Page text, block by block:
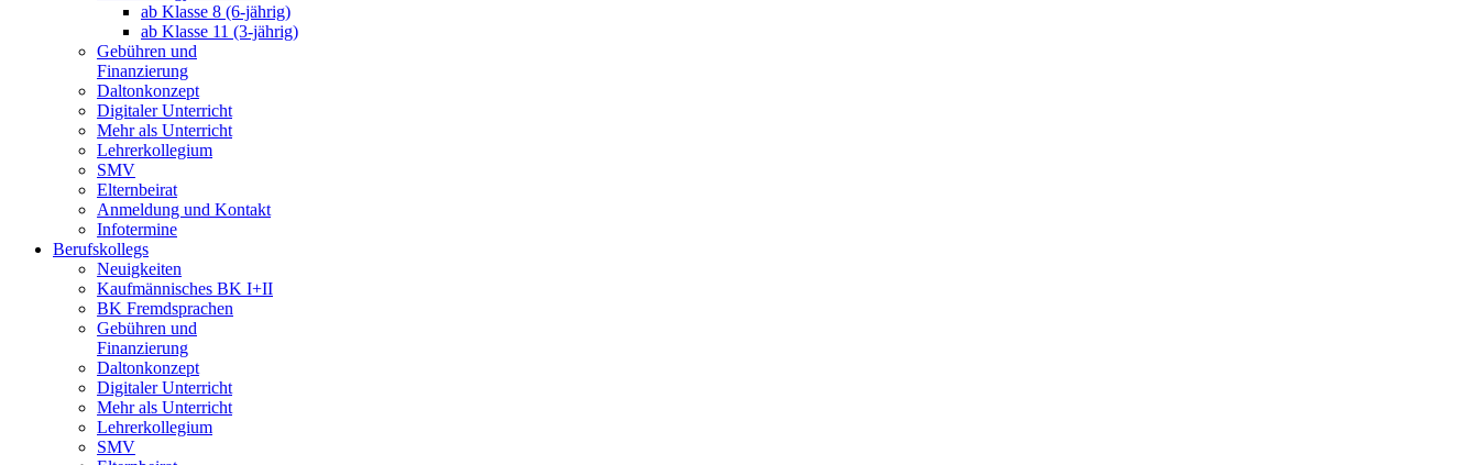
ab Klasse 8 (6-jährig)
ab Klasse 11 (3-jährig)
Gebühren und
Finanzierung
Daltonkonzept
Digitaler Unterricht
Mehr als Unterricht
Lehrerkollegium
SMV
Elternbeirat
Anmeldung und Kontakt
Infotermine
Berufskollegs
Neuigkeiten
Kaufmännisches BK I+II
BK Fremdsprachen
Gebühren und
Finanzierung
Daltonkonzept
Digitaler Unterricht
Mehr als Unterricht
Lehrerkollegium
SMV